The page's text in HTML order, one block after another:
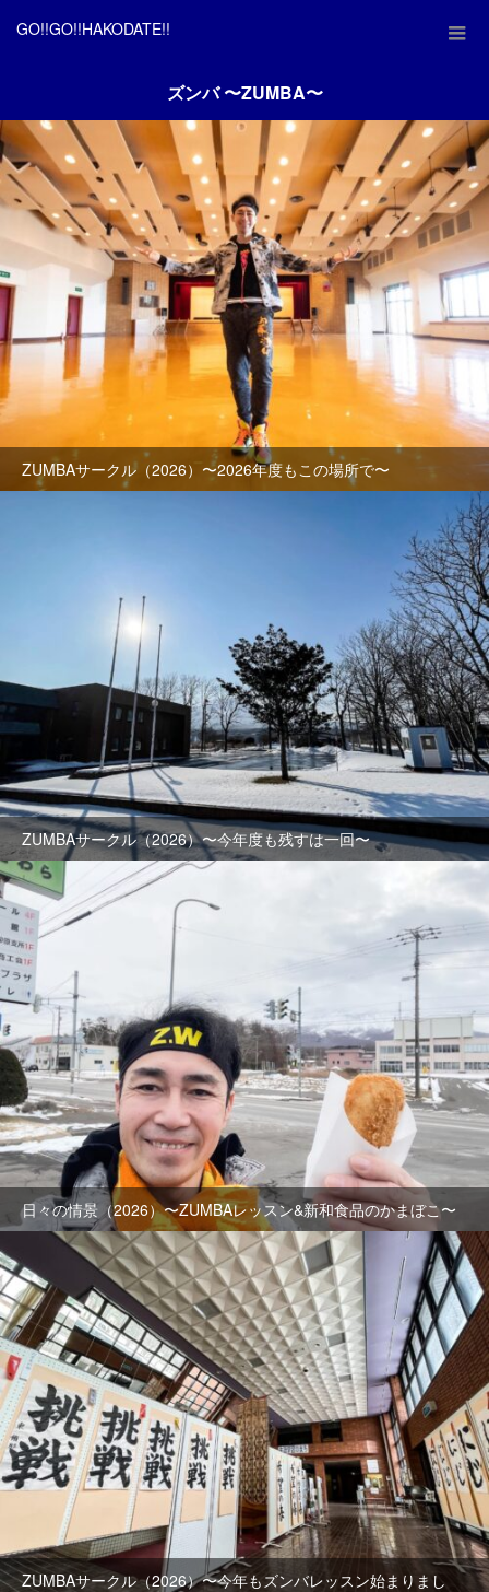
GO!!GO!!HAKODATE!!
ズンバ 〜ZUMBA〜
ZUMBAサークル（2026）〜2026年度もこの場所で〜
ZUMBAサークル（2026）〜今年度も残すは一回〜
日々の情景（2026）〜ZUMBAレッスン&新和食品のかまぼこ〜
ZUMBAサークル（2026）〜今年もズンバレッスン始まりまし